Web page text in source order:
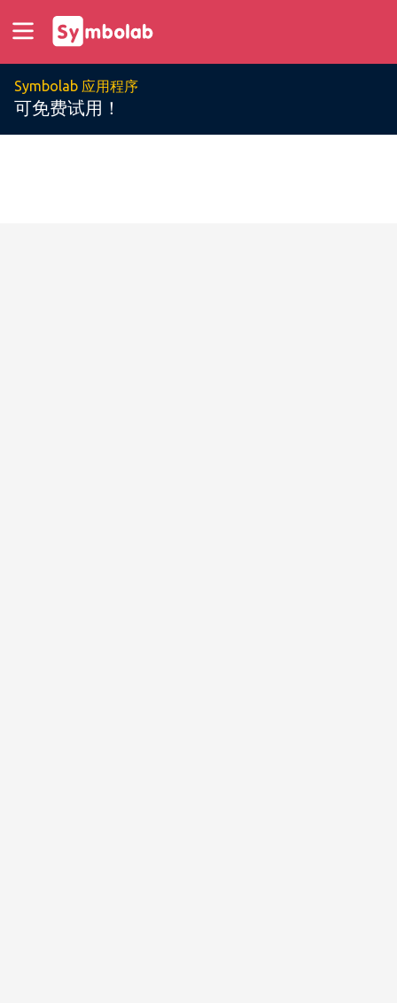
Symbolab 应用程序
可免费试用！